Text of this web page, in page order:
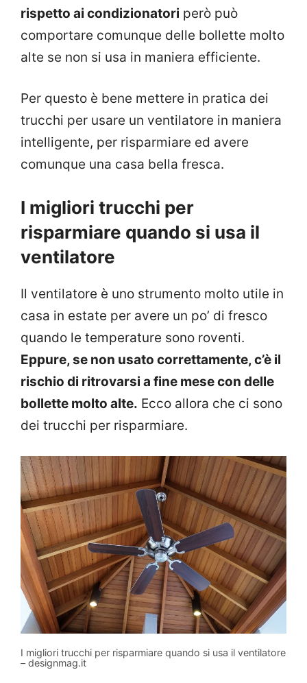
rispetto ai condizionatori però può
comportare comunque delle bollette molto
alte se non si usa in maniera efficiente.
Per questo è bene mettere in pratica dei
trucchi per usare un ventilatore in maniera
intelligente, per risparmiare ed avere
comunque una casa bella fresca.
I migliori trucchi per
risparmiare quando si usa il
ventilatore
Il ventilatore è uno strumento molto utile in
casa in estate per avere un po’ di fresco
quando le temperature sono roventi.
Eppure, se non usato correttamente, c’è il
rischio di ritrovarsi a fine mese con delle
bollette molto alte. Ecco allora che ci sono
dei trucchi per risparmiare.
I migliori trucchi per risparmiare quando si usa il ventilatore
– designmag.it